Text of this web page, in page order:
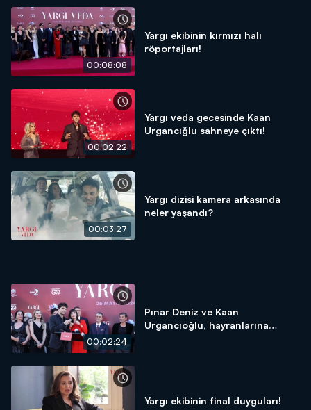
00:08:08
Yargı ekibinin kırmızı halı
röportajları!
00:02:22
Yargı veda gecesinde Kaan
Urgancığlu sahneye çıktı!
00:03:27
Yargı dizisi kamera arkasında
neler yaşandı?
00:02:24
Pınar Deniz ve Kaan
Urgancıoğlu, hayranlarına
Yargı ekibinin final duyguları!